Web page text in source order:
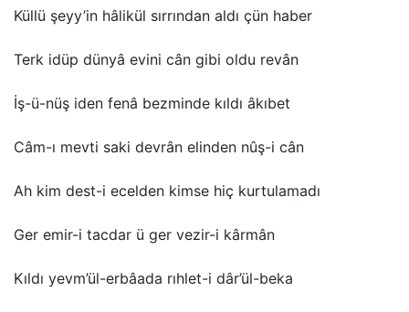
Küllü şeyy’in hâlikül sırrından aldı çün haber
Terk idüp dünyâ evini cân gibi oldu revân
İş-ü-nüş iden fenâ bezminde kıldı âkıbet
Câm-ı mevti saki devrân elinden nûş-i cân
Ah kim dest-i ecelden kimse hiç kurtulamadı
Ger emir-i tacdar ü ger vezir-i kârmân
Kıldı yevm’ül-erbâada rıhlet-i dâr’ül-beka